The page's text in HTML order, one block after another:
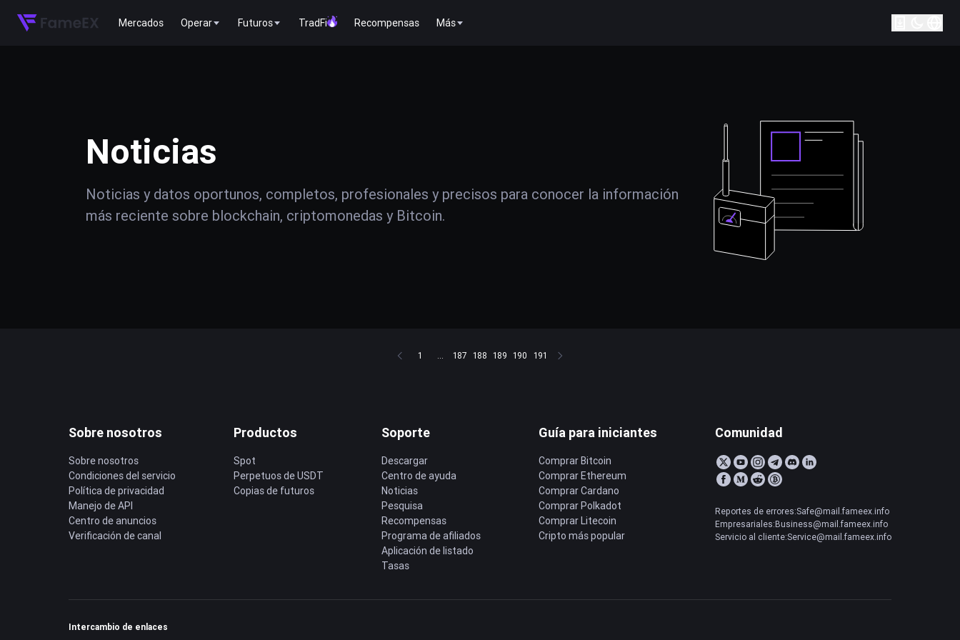
Mercados Operar Futuros TradFi Recompensas Más
Noticias
Noticias y datos oportunos, completos, profesionales y precisos para conocer la información
más reciente sobre blockchain, criptomonedas y Bitcoin.
1 ... 187 188 189 190 191
Sobre nosotros
Sobre nosotros
Condiciones del servicio
Política de privacidad
Manejo de API
Centro de anuncios
Verificación de canal
Productos
Spot
Perpetuos de USDT
Copias de futuros
Soporte
Descargar
Centro de ayuda
Noticias
Pesquisa
Recompensas
Programa de afiliados
Aplicación de listado
Tasas
Guía para iniciantes
Comprar Bitcoin
Comprar Ethereum
Comprar Cardano
Comprar Polkadot
Comprar Litecoin
Cripto más popular
Comunidad
Reportes de errores:Safe@mail.fameex.info
Empresariales:Business@mail.fameex.info
Servicio al cliente:Service@mail.fameex.info
Intercambio de enlaces